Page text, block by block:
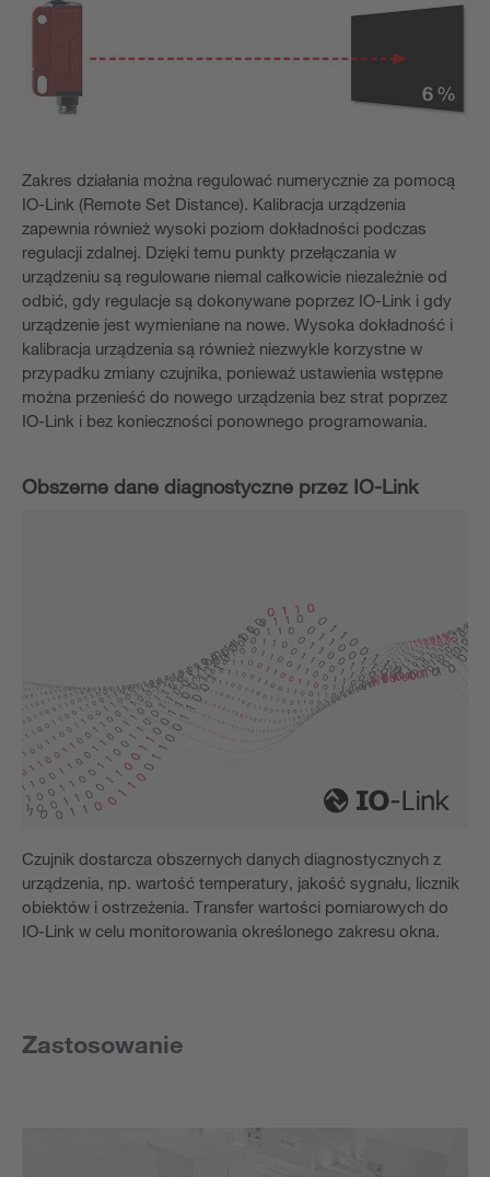
Zakres działania można regulować numerycznie za pomocą
IO-Link (Remote Set Distance). Kalibracja urządzenia
zapewnia również wysoki poziom dokładności podczas
regulacji zdalnej. Dzięki temu punkty przełączania w
urządzeniu są regulowane niemal całkowicie niezależnie od
odbić, gdy regulacje są dokonywane poprzez IO-Link i gdy
urządzenie jest wymieniane na nowe. Wysoka dokładność i
kalibracja urządzenia są również niezwykle korzystne w
przypadku zmiany czujnika, ponieważ ustawienia wstępne
można przenieść do nowego urządzenia bez strat poprzez
IO-Link i bez konieczności ponownego programowania.
Obszerne dane diagnostyczne przez IO-Link
Czujnik dostarcza obszernych danych diagnostycznych z
urządzenia, np. wartość temperatury, jakość sygnału, licznik
obiektów i ostrzeżenia. Transfer wartości pomiarowych do
IO-Link w celu monitorowania określonego zakresu okna.
Zastosowanie